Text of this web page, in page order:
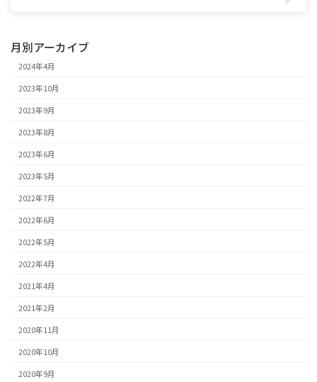
月別アーカイブ
2024年4月
2023年10月
2023年9月
2023年8月
2023年6月
2023年5月
2022年7月
2022年6月
2022年5月
2022年4月
2021年4月
2021年2月
2020年11月
2020年10月
2020年9月